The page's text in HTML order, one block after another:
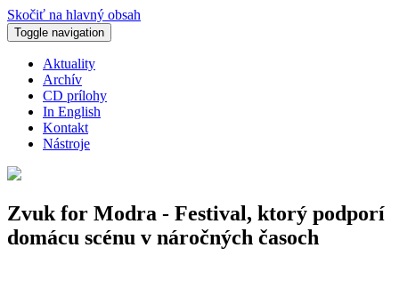
Skočiť na hlavný obsah
Toggle navigation
Aktuality
Archív
CD prílohy
In English
Kontakt
Nástroje
Zvuk for Modra - Festival, ktorý podporí
domácu scénu v náročných časoch